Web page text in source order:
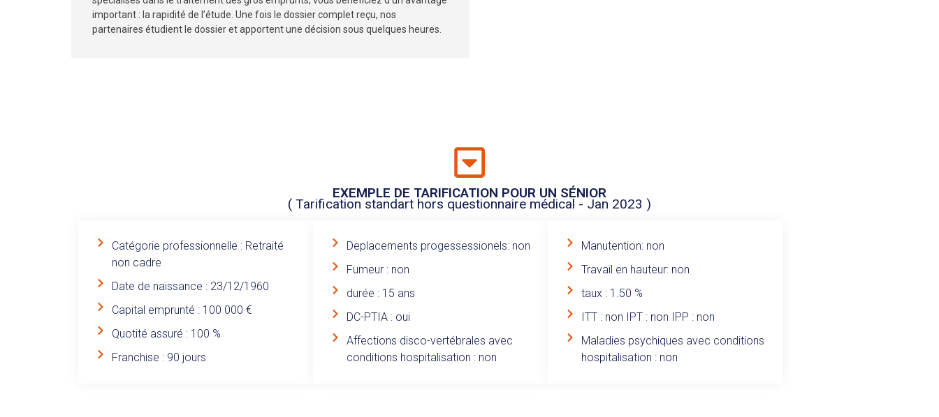
important : la rapidité de l’étude. Une fois le dossier complet reçu, nos
partenaires étudient le dossier et apportent une décision sous quelques heures.
EXEMPLE DE TARIFICATION POUR UN SÉNIOR
( Tarification standart hors questionnaire médical - Jan 2023 )
Catégorie professionnelle : Retraité
non cadre
Date de naissance : 23/12/1960
Capital emprunté : 100 000 €
Quotité assuré : 100 %
Franchise : 90 jours
Deplacements progessessionels: non
Fumeur : non
durée : 15 ans
DC-PTIA : oui
Affections disco-vertébrales avec
conditions hospitalisation : non
Manutention: non
Travail en hauteur: non
taux : 1.50 %
ITT : non IPT : non IPP : non
Maladies psychiques avec conditions
hospitalisation : non